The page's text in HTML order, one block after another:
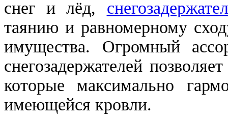
снег и лёд,
таянию и равномерному
имущества. Огромный
снегозадержателей
которые максимально
имеющейся кровли.